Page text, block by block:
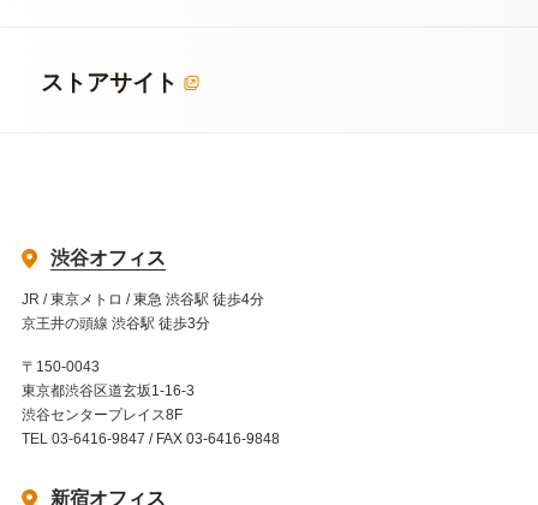
ストアサイト
渋谷オフィス
JR / 東京メトロ / 東急 渋谷駅 徒歩4分
京王井の頭線 渋谷駅 徒歩3分
〒150-0043
東京都渋谷区道玄坂1-16-3
渋谷センタープレイス8F
TEL 03-6416-9847 / FAX 03-6416-9848
新宿オフィス